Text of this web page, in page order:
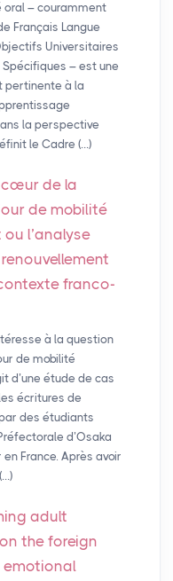
oral – couramment
Français Langue
Universitaires
– est une
pertinente à la
la perspective
le Cadre (…)
de la
de mobilité
l’analyse
franco-
à la question
de mobilité
d’une étude de cas
écritures de
des étudiants
d’Osaka
France. Après avoir
adult
the foreign
emotional